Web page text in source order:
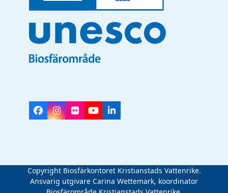
Facebook
Instagram
FlickrYouTubeLinkedIn
Copyright Biosfärkontoret Kristianstads Vattenrike.
Ansvarig utgivare Carina Wettemark, koordinator